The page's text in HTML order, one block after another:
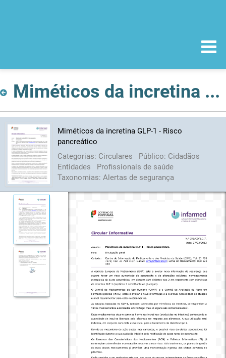
Miméticos da incretina GLP-1 - Risco pancreático
Miméticos da incretina GLP-1 - Risco
pancreático
Categorias: Circulares Público: Cidadãos
Entidades
Profissionais de saúde
Taxonomias: Alertas de segurança